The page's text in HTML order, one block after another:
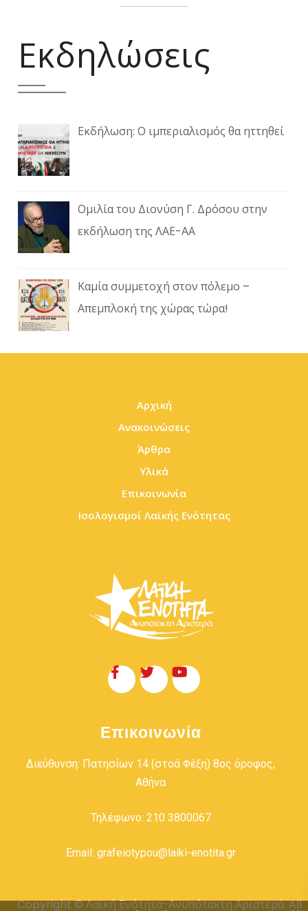
Εκδηλώσεις
Εκδήλωση: Ο ιμπεριαλισμός θα ηττηθεί
Ομιλία του Διονύση Γ. Δρόσου στην
εκδήλωση της ΛΑΕ-ΑΑ
Καμία συμμετοχή στον πόλεμο –
Απεμπλοκή της χώρας τώρα!
Αρχική
Ανακοινώσεις
Άρθρα
Υλικά
Επικοινωνία
Ισολογισμοί Λαϊκής Ενότητας
Επικοινωνία
Διεύθυνση: Πατησίων 14 (στοά Φέξη) 8ος όροφος,
Αθήνα
Τηλέφωνο: 210 3800067
Email: grafeiotypou@laiki-enotita.gr
Copyright © Λαϊκή Ενότητα-Ανυπότακτη Αριστερά. All